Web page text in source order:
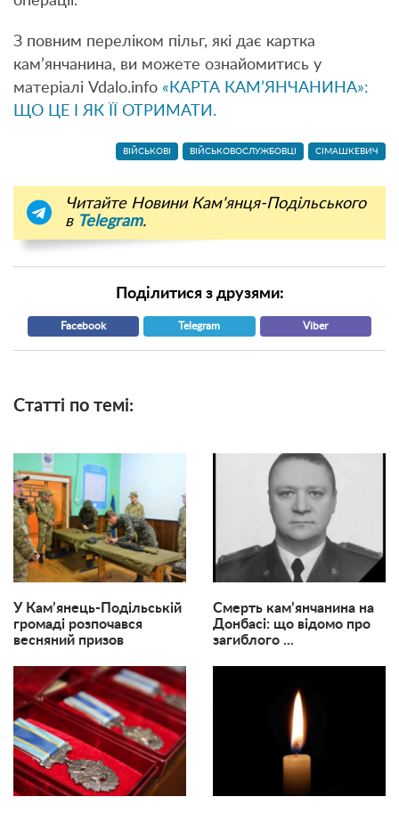
З повним переліком пільг, які дає картка
кам’янчанина, ви можете ознайомитись у
матеріалі Vdalo.info «КАРТА КАМ’ЯНЧАНИНА»:
ЩО ЦЕ І ЯК ЇЇ ОТРИМАТИ.
ВІЙСЬКОВІ ВІЙСЬКОВОСЛУЖБОВЦІ СІМАШКЕВИЧ
Читайте Новини Кам'янця-Подільського
в Telegram.
Поділитися з друзями:
Facebook Telegram Viber
Статті по темі:
У Кам’янець-Подільській
громаді розпочався
весняний призов
Смерть кам’янчанина на
Донбасі: що відомо про
загиблого ...